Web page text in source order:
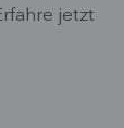
jetzt